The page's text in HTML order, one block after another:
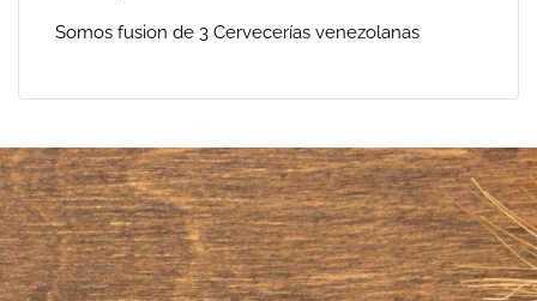
Somos fusion de 3 Cervecerías venezolanas